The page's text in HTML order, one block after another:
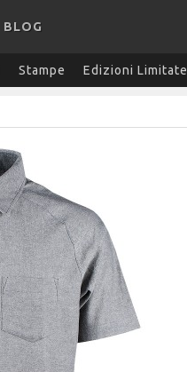
BLOG
Stampe Edizioni Limitate